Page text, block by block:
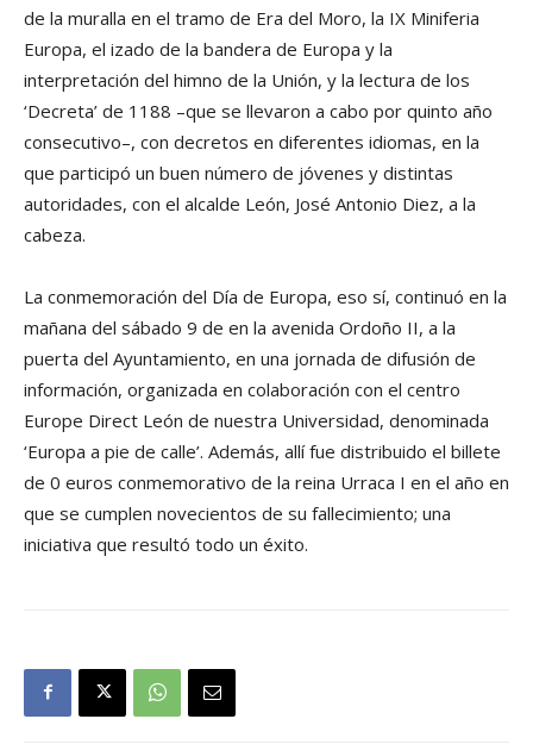
de la muralla en el tramo de Era del Moro, la IX Miniferia
Europa, el izado de la bandera de Europa y la
interpretación del himno de la Unión, y la lectura de los
‘Decreta’ de 1188 –que se llevaron a cabo por quinto año
consecutivo–, con decretos en diferentes idiomas, en la
que participó un buen número de jóvenes y distintas
autoridades, con el alcalde León, José Antonio Diez, a la
cabeza.
La conmemoración del Día de Europa, eso sí, continuó en la
mañana del sábado 9 de en la avenida Ordoño II, a la
puerta del Ayuntamiento, en una jornada de difusión de
información, organizada en colaboración con el centro
Europe Direct León de nuestra Universidad, denominada
‘Europa a pie de calle’. Además, allí fue distribuido el billete
de 0 euros conmemorativo de la reina Urraca I en el año en
que se cumplen novecientos de su fallecimiento; una
iniciativa que resultó todo un éxito.